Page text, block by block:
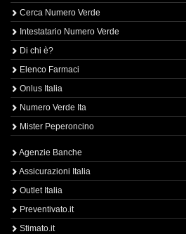
Cerca Numero Verde
Intestatario Numero Verde
Di chi è?
Elenco Farmaci
Onlus Italia
Numero Verde Ita
Mister Peperoncino
Agenzie Banche
Assicurazioni Italia
Outlet Italia
Preventivato.it
Stimato.it